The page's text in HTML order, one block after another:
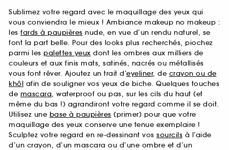
Sublimez votre regard avec le maquillage des yeux qui
vous conviendra le mieux ! Ambiance makeup no makeup :
les fards à paupières nude, en vue d’un rendu naturel, se
font la part belle. Pour des looks plus recherchés, piochez
parmi les palettes yeux dont les ombres aux milliers de
couleurs et aux finis mats, satinés, nacrés ou métallisés
vous font rêver. Ajoutez un trait d’eyeliner, de crayon ou de
khôl afin de souligner vos yeux de biche. Quelques touches
de mascara, waterproof ou pas, sur les cils du haut (et
même du bas !) agrandiront votre regard comme il se doit.
Utilisez une base à paupières (primer) pour que votre
maquillage des yeux conserve une tenue exemplaire !
Sculptez votre regard en re-dessinant vos sourcils à l’aide
d’un crayon, d’un mascara ou d’une ombre et d’un